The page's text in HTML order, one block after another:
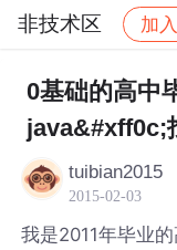
非技术区 加入
社区 非技术区
0基础的高中
java&#xff0c;
tuibian2015
2015-02-03
我是2011年毕业